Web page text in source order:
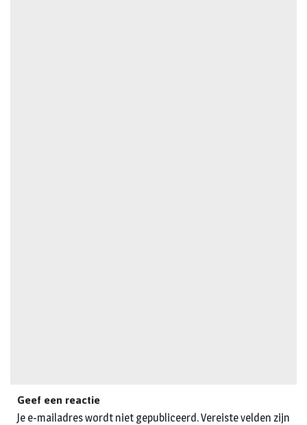
Geef een reactie
Je e-mailadres wordt niet gepubliceerd.Vereiste velden zijn